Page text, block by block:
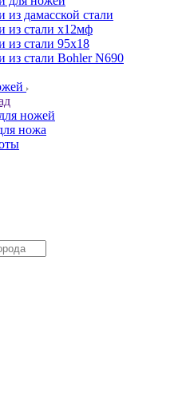
из дамасской стали
из стали х12мф
из стали 95х18
из стали Bohler N690
ножей
ножа